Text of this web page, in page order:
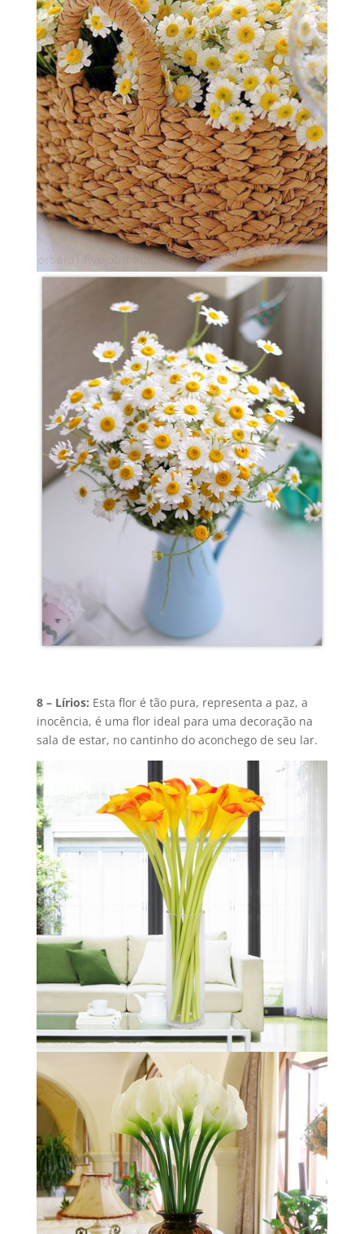
8 – Lírios: Esta flor é tão pura, representa a paz, a
inocência, é uma flor ideal para uma decoração na
sala de estar, no cantinho do aconchego de seu lar.